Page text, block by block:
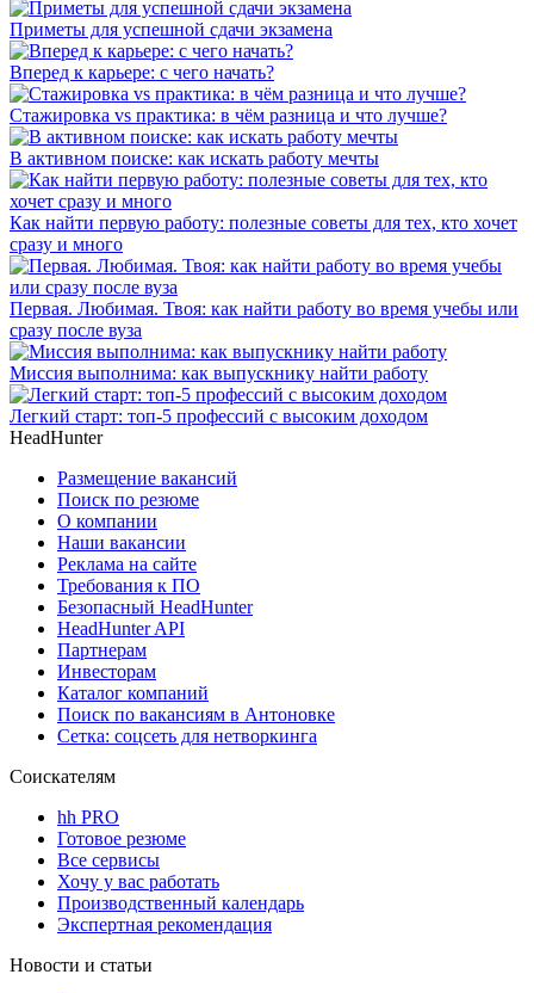
Приметы для успешной сдачи экзамена
Вперед к карьере: с чего начать?
Стажировка vs практика: в чём разница и что лучше?
В активном поиске: как искать работу мечты
Как найти первую работу: полезные советы для тех, кто хочет
сразу и много
Первая. Любимая. Твоя: как найти работу во время учебы или
сразу после вуза
Миссия выполнима: как выпускнику найти работу
Легкий старт: топ-5 профессий с высоким доходом
HeadHunter
Размещение вакансий
Поиск по резюме
О компании
Наши вакансии
Реклама на сайте
Требования к ПО
Безопасный HeadHunter
HeadHunter API
Партнерам
Инвесторам
Каталог компаний
Поиск по вакансиям в Антоновке
Сетка: соцсеть для нетворкинга
Соискателям
hh PRO
Готовое резюме
Все сервисы
Хочу у вас работать
Производственный календарь
Экспертная рекомендация
Новости и статьи